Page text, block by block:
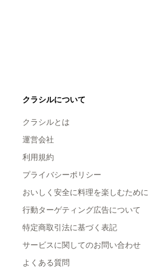
クラシルについて
クラシルとは
運営会社
利用規約
プライバシーポリシー
おいしく安全に料理を楽しむために
行動ターゲティング広告について
特定商取引法に基づく表記
サービスに関してのお問い合わせ
よくある質問